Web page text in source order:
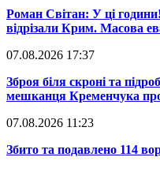
​Роман Світан: У ці
відрізали Крим. Масова
07.08.2026 17:37
​Зброя біля скроні та
мешканця Кременчука
07.08.2026 11:23
​Збито та подавлено 114